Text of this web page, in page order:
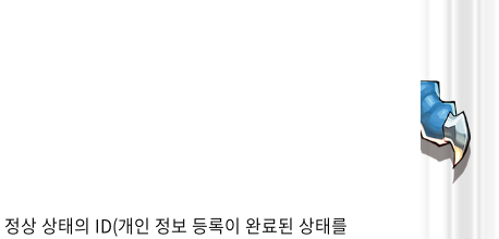
정상 상태의 ID(개인 정보 등록이 완료된 상태를